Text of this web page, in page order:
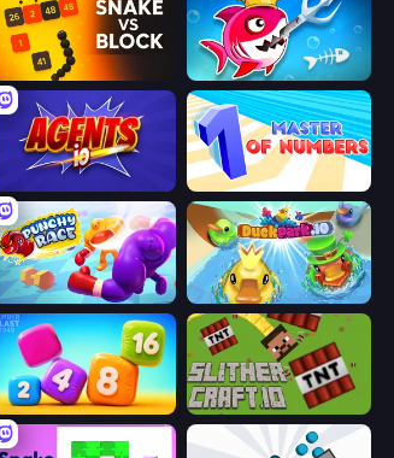
Snake VS Block Fish Stab Getting Big
Agents.io Master of Numbers
Punchy Race DuckPark.io
Number Blast 2048 SlitherCraft.io